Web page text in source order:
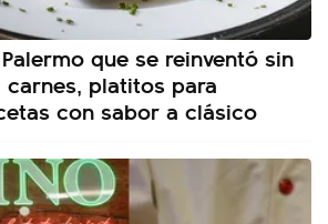
que se reinventó sin
platitos para
con sabor a clásico